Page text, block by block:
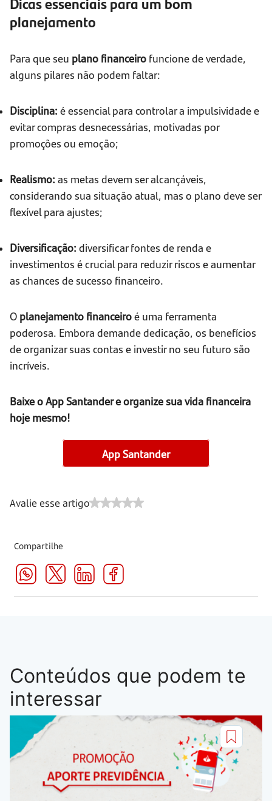
planejamento
Para que seu plano financeiro funcione de verdade,
alguns pilares não podem faltar:
Disciplina: é essencial para controlar a impulsividade e
evitar compras desnecessárias, motivadas por
promoções ou emoção;
Realismo: as metas devem ser alcançáveis,
considerando sua situação atual, mas o plano deve ser
flexível para ajustes;
Diversificação: diversificar fontes de renda e
investimentos é crucial para reduzir riscos e aumentar
as chances de sucesso financeiro.
O planejamento financeiroé uma ferramenta
poderosa. Embora demande dedicação, os benefícios
de organizar suas contas e investir no seu futuro são
incríveis.
Baixe o App Santander e organize sua vida financeira
hoje mesmo!
App Santander
Avalie esse artigo
Compartilhe
Conteúdos que podem te
interessar